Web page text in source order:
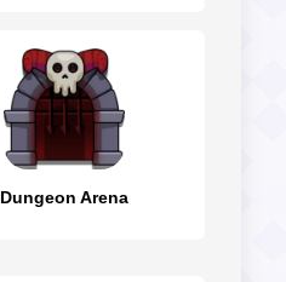
Dungeon Arena